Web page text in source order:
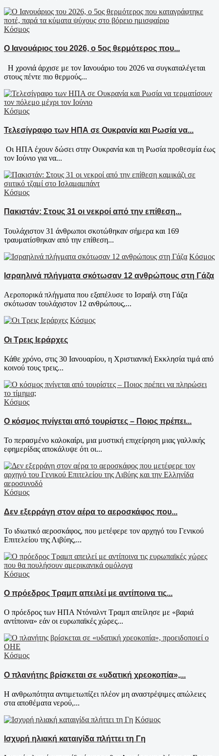
Κόσμος
Ο Ιανουάριος του 2026, ο 5ος θερμότερος που...
Η χρονιά άρχισε με τον Ιανουάριο του 2026 να συγκαταλέγεται
στους πέντε πιο θερμούς...
Κόσμος
Τελεσίγραφο των ΗΠΑ σε Ουκρανία και Ρωσία να...
Οι ΗΠΑ έχουν δώσει στην Ουκρανία και τη Ρωσία προθεσμία έως
τον Ιούνιο για να...
Κόσμος
Πακιστάν: Στους 31 οι νεκροί από την επίθεση...
Τουλάχιστον 31 άνθρωποι σκοτώθηκαν σήμερα και 169
τραυματίσθηκαν από την επίθεση...
Κόσμος
Ισραηλινά πλήγματα σκότωσαν 12 ανθρώπους στη Γάζα
Αεροπορικά πλήγματα που εξαπέλυσε το Ισραήλ στη Γάζα
σκότωσαν τουλάχιστον 12 ανθρώπους,...
Κόσμος
Οι Τρεις Ιεράρχες
Κάθε χρόνο, στις 30 Ιανουαρίου, η Χριστιανική Εκκλησία τιμά από
κοινού τους τρεις...
Κόσμος
Ο κόσμος πνίγεται από τουρίστες – Ποιος πρέπει...
Το περασμένο καλοκαίρι, μια μυστική επιχείρηση μιας γαλλικής
εφημερίδας αποκάλυψε ότι οι...
Κόσμος
Δεν εξερράγη στον αέρα το αεροσκάφος που...
Το ιδιωτικό αεροσκάφος, που μετέφερε τον αρχηγό του Γενικού
Επιτελείου της Λιβύης,...
Κόσμος
Ο πρόεδρος Τραμπ απειλεί με αντίποινα τις...
Ο πρόεδρος των ΗΠΑ Ντόναλντ Τραμπ απείλησε με «βαριά
αντίποινα» εάν οι ευρωπαϊκές χώρες...
Κόσμος
Ο πλανήτης βρίσκεται σε «υδατική χρεοκοπία»,...
Η ανθρωπότητα αντιμετωπίζει πλέον μη αναστρέψιμες απώλειες
στα αποθέματα νερού,...
Κόσμος
Ισχυρή ηλιακή καταιγίδα πλήττει τη Γη